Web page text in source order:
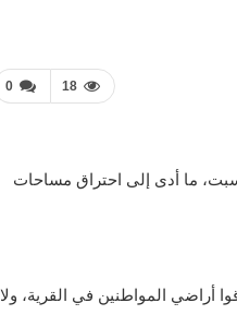
0 18
ما أدى إلى احتراق مساحات
أراضي المواطنين في القرية، ولا
عقارات